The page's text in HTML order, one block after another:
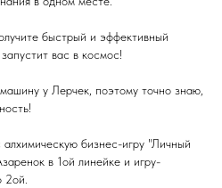
быстрый и эффективный
вас в космос!
у Лерчек, поэтому точно знаю,
бизнес-игру "Личный
в 1ой линейке и игру-
2ой.